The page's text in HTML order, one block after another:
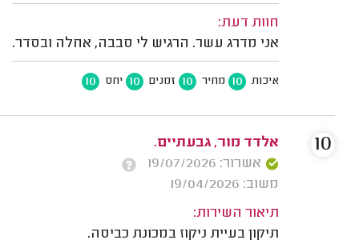
חוות דעת:
אני מדרג עשר. הרגיש לי סבבה, אחלה ובסדר.
איכות 10 מחיר 10 זמנים 10 יחס 10
אלדד מור, גבעתיים.
אשרור: 19/07/2026
משוב: 19/04/2026
תיאור השירות:
תיקון בעיית ניקוז במכונת כביסה.
10